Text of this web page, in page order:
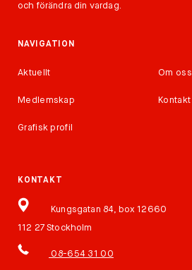
och förändra din vardag.
NAVIGATION
Aktuellt Om oss
Medlemskap Kontakt
Grafisk profil
KONTAKT
Kungsgatan 84, box 12660
112 27 Stockholm
08-654 31 00